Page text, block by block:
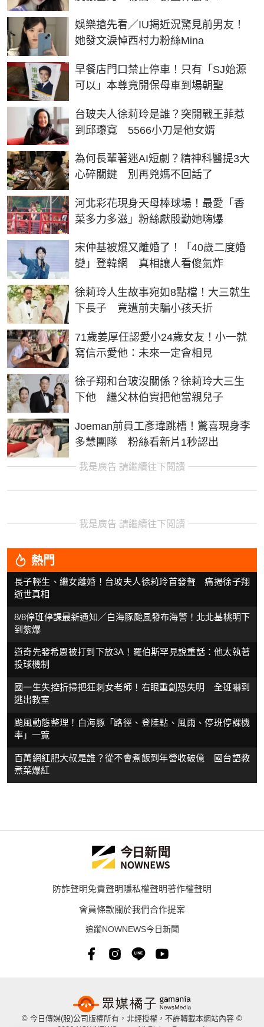
娛樂搶先看／IU揭近況驚見前男友！
她發文淚悼西村力粉絲Mina
早餐店門口禁止停車！只有「SJ始源
可以」本尊竟開保母車到場朝聖
台玻夫人徐莉玲是誰？突開戰王菲惹
到邱瓈寬 5566小刀是他女婿
為何長輩著迷AI短劇？精神科醫提3大
心碎關鍵 別再兇媽不回話了
河北彩花現身天母棒球場！最愛「香
菜多力多滋」粉絲獻殷勤她嗨爆
宋仲基被爆又離婚了！「40歲二度婚
變」登韓網 真相讓人看傻氣炸
徐莉玲人生故事宛如8點檔！大三就生
下長子 竟遭前夫騙小孩夭折
71歲姜厚任認愛小24歲女友！小一就
寫信示愛他：未來一定會相見
徐子翔和台玻沒關係？徐莉玲大三生
下他 繼父林伯實把他當親兒子
Joeman前員工彥瑋跳槽！驚喜現身李
多慧團隊 粉絲看新片1秒認出
我是廣告 請繼續往下閱讀
我是廣告 請繼續往下閱讀
熱門
長子輕生、繼女離婚！台玻夫人徐莉玲首發聲 痛揭徐子翔
逝世真相
8/8停班停課最新通知／白海豚颱風發布海警！北北基桃明下
到紫爆
道奇先發希恩被打到下放3A！羅伯斯罕見說重話：他太執著
投球機制
國一生失控折掃把狂刺女老師！右眼重創恐失明 全班嚇到
逃出教室
颱風動態整理！白海豚「路徑、登陸點、風雨、停班停課機
率」一覽
百萬網紅肥大叔是誰？從不會煮飯到年營收破億 國台語教
煮菜爆紅
防詐聲明免責聲明隱私權聲明著作權聲明
會員條款關於我們合作提案
追蹤NOWNEWS今日新聞
© 今日傳媒(股)公司版權所有，非經授權，不許轉載本網站內容 ©